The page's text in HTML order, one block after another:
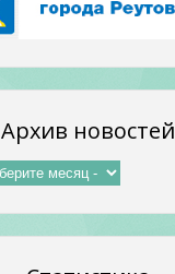
Архив новостей